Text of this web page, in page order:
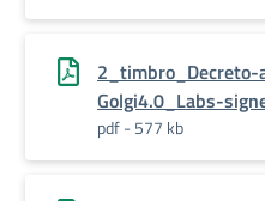
Golgi4.0_Labs-
pdf - 577 kb